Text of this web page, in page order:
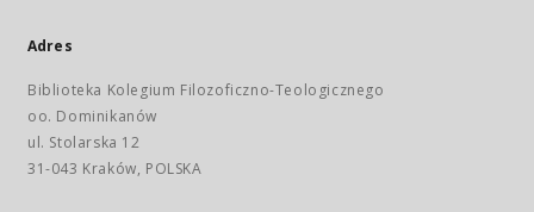
Adres
Biblioteka Kolegium Filozoficzno-Teologicznego
oo. Dominikanów
ul. Stolarska 12
31-043 Kraków, POLSKA